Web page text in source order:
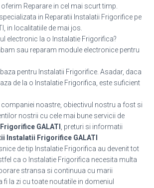
Reparare in cel mai scurt timp.
in Reparatii Instalatii Frigorifice pe
in localitatiile de mai jos.
electronic la o Instalatie Frigorifica?
sau reparam module electronice pentru
pentru Instalatii Frigorifice. Asadar, daca
de la o Instalatie Frigorifica, este suficient
companiei noastre, obiectivul nostru a fost si
nostrii cu cele mai bune servicii de
GALATI , preturi si informatii
Instalatii Frigorifice GALATI
de tip Instalatie Frigorifica au devenit tot
ca o Instalatie Frigorifica necesita multa
stransa si continuua cu marii
la zi cu toate noutatile in domeniul